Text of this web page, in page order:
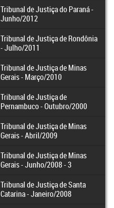
Tribunal de Justiça do Paraná -
Junho/2012
Tribunal de Justiça de Rondônia
- Julho/2011
Tribunal de Justiça de Minas
Gerais - Março/2010
Tribunal de Justiça de
Pernambuco - Outubro/2000
Tribunal de Justiça de Minas
Gerais - Abril/2009
Tribunal de Justiça de Minas
Gerais - Junho/2008 - 3
Tribunal de Justiça de Santa
Catarina - Janeiro/2008